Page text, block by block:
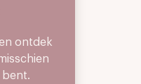
ontdek
bent.